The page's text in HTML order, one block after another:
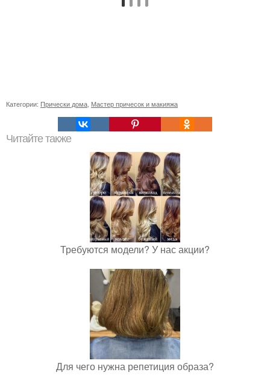
Категории: Прически дома Мастер причесок и макияжа
Читайте также
Требуются модели? У нас акции?
Для чего нужна репетиция образа?